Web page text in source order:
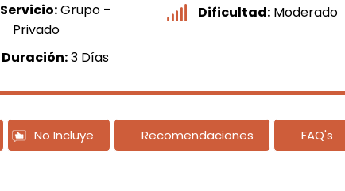
Servicio:Grupo –
Privado
Dificultad: Moderado
Duración:3 Días
No Incluye Recomendaciones FAQ's